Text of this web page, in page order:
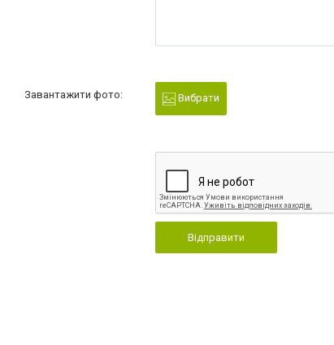
Завантажити фото: Вибрати
Відправити